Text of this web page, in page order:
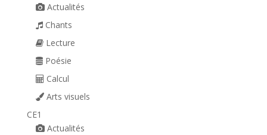
Actualités
Chants
Lecture
Poésie
Calcul
Arts visuels
CE1
Actualités